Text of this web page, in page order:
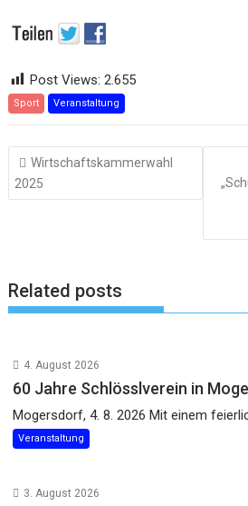
Post Views: 2.655
Sport Veranstaltung
Beitragsnavigation
Wirtschaftskammerwahl
2025
Related posts
4. August 2026
60 Jahre Schlösslverein in
Mogersdorf, 4. 8. 2026 Mit einem
Veranstaltung
3. August 2026